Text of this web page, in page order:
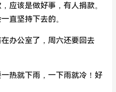
应该是做好事，有人捐款。
直坚持下去的。
办公室了，周六还要回去
热就下雨，一下雨就冷！好